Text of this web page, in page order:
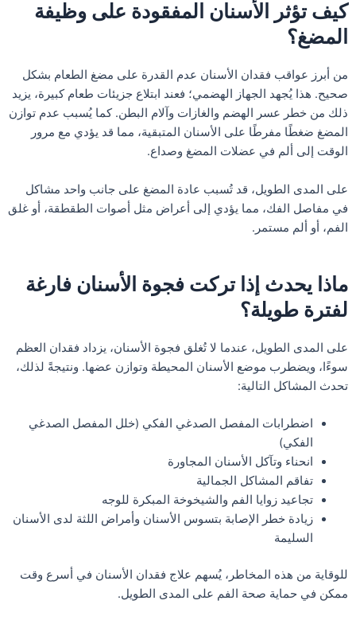
كيف تؤثر الأسنان المفقودة على وظيفة
المضغ؟
من أبرز عواقب فقدان الأسنان عدم القدرة على مضغ الطعام بشكل
صحيح. هذا يُجهد الجهاز الهضمي؛ فعند ابتلاع جزيئات طعام كبيرة، يزيد
ذلك من خطر عسر الهضم والغازات وآلام البطن. كما يُسبب عدم توازن
المضغ ضغطًا مفرطًا على الأسنان المتبقية، مما قد يؤدي مع مرور
الوقت إلى ألم في عضلات المضغ وصداع.
على المدى الطويل، قد تُسبب عادة المضغ على جانب واحد مشاكل
في مفاصل الفك، مما يؤدي إلى أعراض مثل أصوات الطقطقة، أو غلق
الفم، أو ألم مستمر.
ماذا يحدث إذا تركت فجوة الأسنان فارغة
لفترة طويلة؟
على المدى الطويل، عندما لا تُغلق فجوة الأسنان، يزداد فقدان العظم
سوءًا، ويضطرب موضع الأسنان المحيطة وتوازن عضها. ونتيجةً لذلك،
تحدث المشاكل التالية:
اضطرابات المفصل الصدغي الفكي (خلل المفصل الصدغي
الفكي)
انحناء وتآكل الأسنان المجاورة
تفاقم المشاكل الجمالية
تجاعيد زوايا الفم والشيخوخة المبكرة للوجه
زيادة خطر الإصابة بتسوس الأسنان وأمراض اللثة لدى الأسنان
السليمة
للوقاية من هذه المخاطر، يُسهم علاج فقدان الأسنان في أسرع وقت
ممكن في حماية صحة الفم على المدى الطويل.